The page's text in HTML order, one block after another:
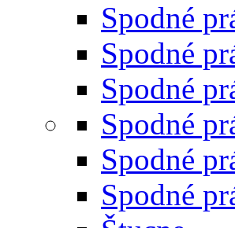
Spodné
Spodné
Spodné
Spodné
Spodné
Spodné